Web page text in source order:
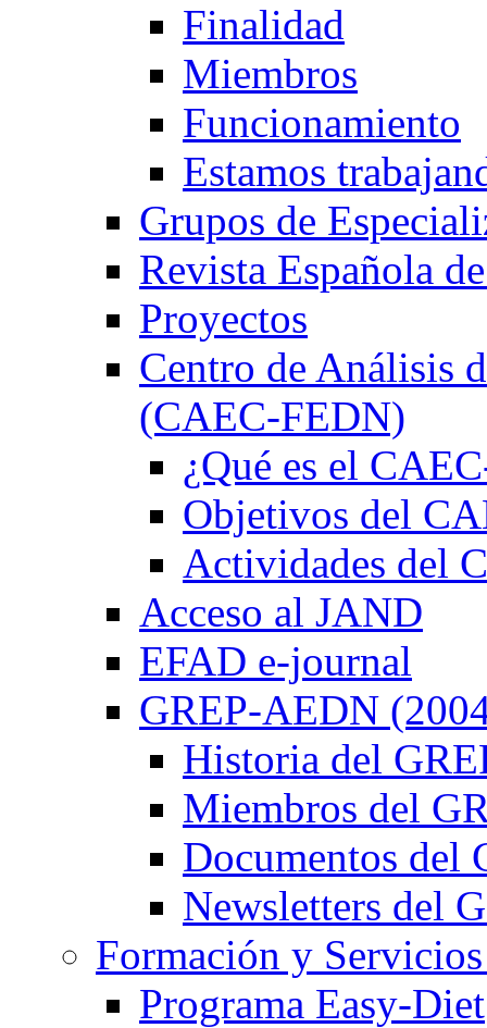
Finalidad
Miembros
Funcionamiento
Estamos
Grupos de
Revista Española
Proyectos
Centro de Análisis
(CAEC-FEDN)
¿Qué es el
Objetivos del
Actividades del
Acceso al JAND
EFAD e-journal
GREP-AEDN
Historia del
Miembros del
Documentos del
Newsletters del
Formación y
Programa Easy-Diet